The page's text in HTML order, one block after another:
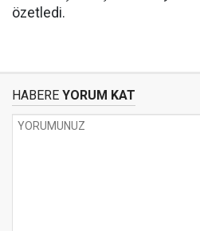
özetledi.
HABERE YORUM KAT